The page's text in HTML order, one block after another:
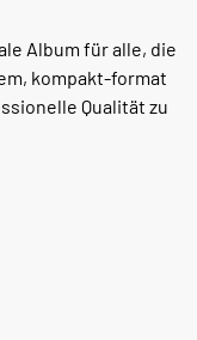
Album für alle, die
kompakt-format
Qualität zu